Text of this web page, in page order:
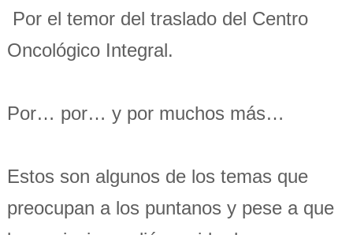
Por el temor del traslado del Centro
Oncológico Integral.
Por… por… y por muchos más…
Estos son algunos de los temas que
preocupan a los puntanos y pese a que